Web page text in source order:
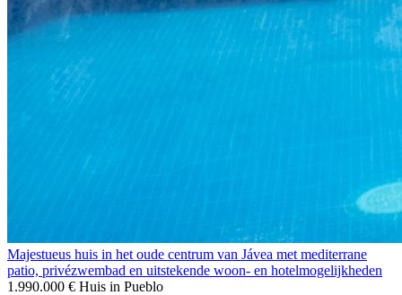
Majestueus huis in het oude centrum van Jávea met mediterrane
patio, privézwembad en uitstekende woon- en hotelmogelijkheden
1.990.000 € Huis in Pueblo